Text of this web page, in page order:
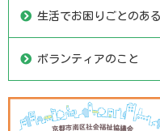
生活でお困りごとのあ
ボランティアのこと